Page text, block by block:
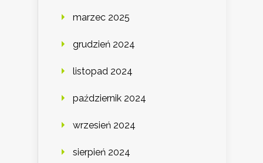
marzec 2025
grudzień 2024
listopad 2024
październik 2024
wrzesień 2024
sierpień 2024